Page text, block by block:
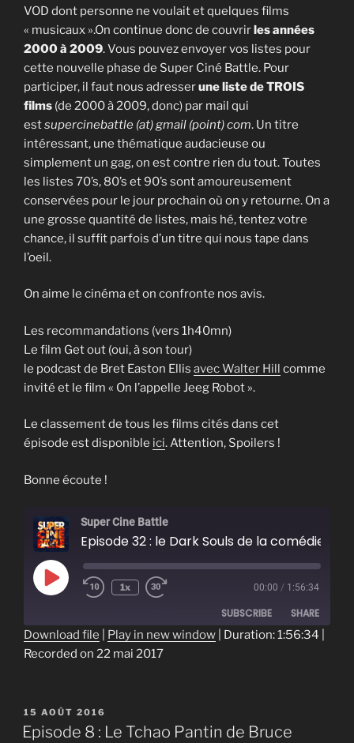
VOD dont personne ne voulait et quelques films
« musicaux ».On continue donc de couvrirles années
2000 à 2009. Vous pouvez envoyer vos listes pour
cette nouvelle phase de Super Ciné Battle. Pour
participer, il faut nous adresserune liste de TROIS
films (de 2000 à 2009, donc) par mail qui
estsupercinebattle (at) gmail (point) com. Un titre
intéressant, une thématique audacieuse ou
simplement un gag, on est contre rien du tout. Toutes
les listes 70’s, 80’s et 90’s sont amoureusement
conservées pour le jour prochain où on y retourne. On a
une grosse quantité de listes, mais hé, tentez votre
chance, il suffit parfois d’un titre qui nous tape dans
l’oeil.
On aime le cinéma et on confronte nos avis.
Les recommandations (vers 1h40mn)
Le film Get out (oui, à son tour)
le podcast de Bret Easton Ellis avec Walter Hill comme
invité et le film « On l’appelle Jeeg Robot ».
Le classement de tous les films cités dans cet
épisode est disponible ici. Attention, Spoilers !
Bonne écoute !
Super Cine Battle
Play
Episode
1x 00:00 / 1:56:34
SUBSCRIBE SHARE
SHARE
EMBED
Download file Play in new window Duration: 1:56:34
Recorded on 22 mai 2017
PUBLIÉ
LE
15 AOÛT 2016
Episode 8 : Le Tchao Pantin de Bruce